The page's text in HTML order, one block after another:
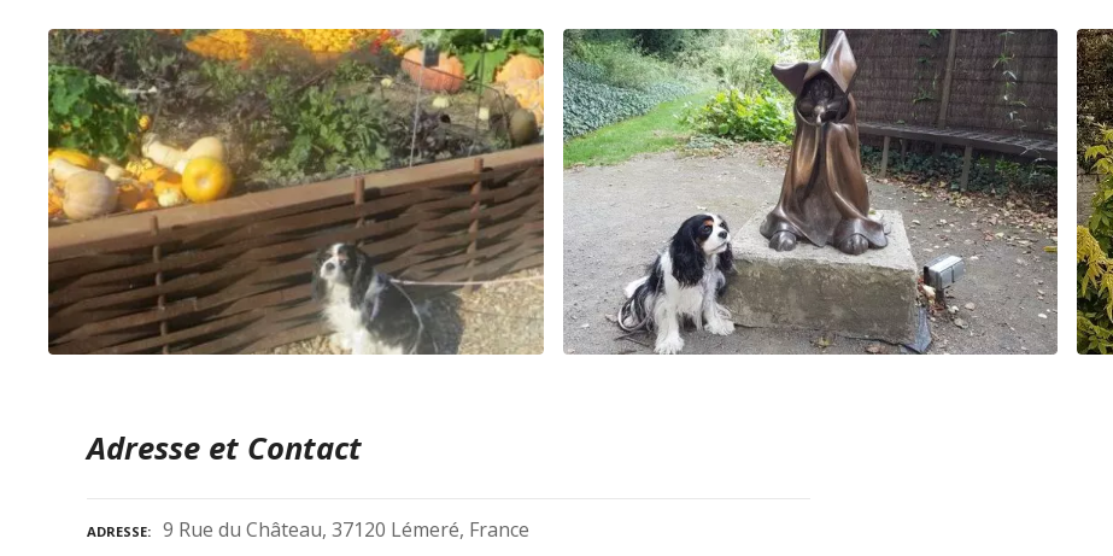
Adresse et Contact
ADRESSE 9 Rue du Château, 37120 Lémeré, France